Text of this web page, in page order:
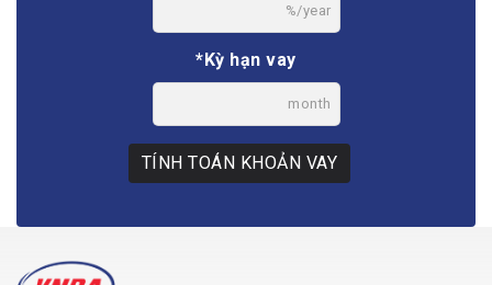
%/year
*Kỳ hạn vay
month
TÍNH TOÁN KHOẢN VAY